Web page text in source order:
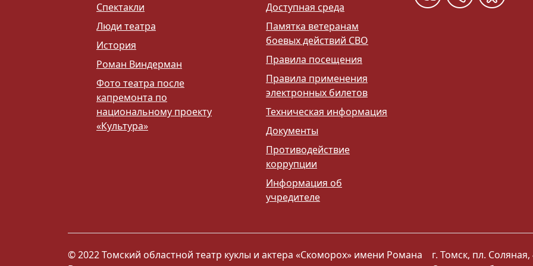
Спектакли
Люди театра
История
Роман Виндерман
Фото театра после
капремонта по
национальному проекту
«Культура»
Доступная среда
Памятка ветеранам
боевых действий СВО
Правила посещения
Правила применения
электронных билетов
Техническая информация
Документы
Противодействие
коррупции
Информация об
учредителе
© 2022 Томский областной театр куклы и актера «Скоморох» имени Романа
г. Томск, пл. Соляная,